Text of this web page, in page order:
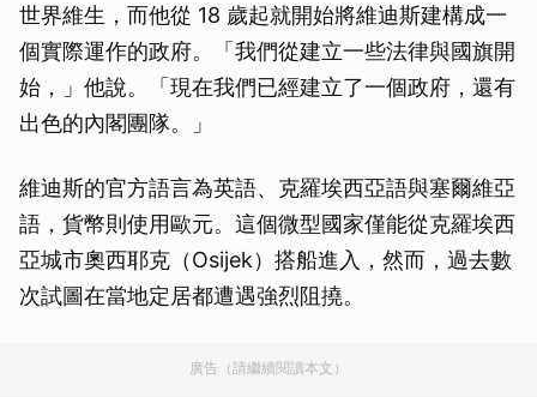
世界維生，而他從 18 歲起就開始將維迪斯建構成一
個實際運作的政府。「我們從建立一些法律與國旗開
始，」他說。「現在我們已經建立了一個政府，還有
出色的內閣團隊。」
維迪斯的官方語言為英語、克羅埃西亞語與塞爾維亞
語，貨幣則使用歐元。這個微型國家僅能從克羅埃西
亞城市奧西耶克（Osijek）搭船進入，然而，過去數
次試圖在當地定居都遭遇強烈阻撓。
廣告（請繼續閱讀本文）